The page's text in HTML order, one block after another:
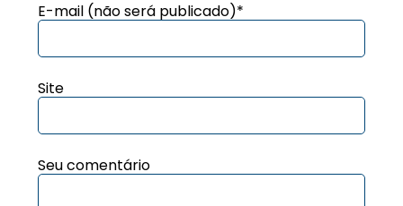
E-mail (não será publicado)*
Site
Seu comentário